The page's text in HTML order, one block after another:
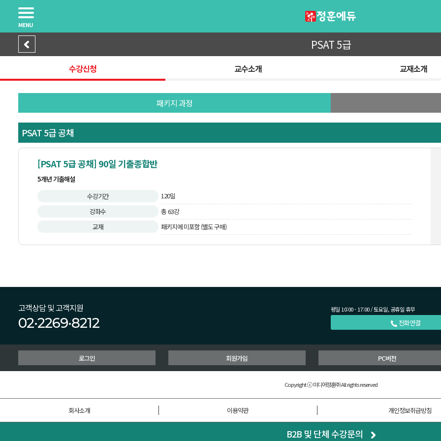
MENU
PSAT 5급
수강신청 교수소개 교재소개
패키지 과정
PSAT 5급 공채
[PSAT 5급 공채] 90일 기출종합반
5개년 기출해설
수강기간
120일
강좌수
총 63강
교재
패키지에 미포함 (별도 구매)
고객상담 및 고객지원
02·2269·8212
평일 10:00 - 17:00 / 토요일, 공휴일 휴무
전화연결
로그인 회원가입 PC버전
Copyright ⓒ 미디어정훈㈜ All rights reserved
회사소개 이용약관 개인정보취급방침
B2B 및 단체 수강문의